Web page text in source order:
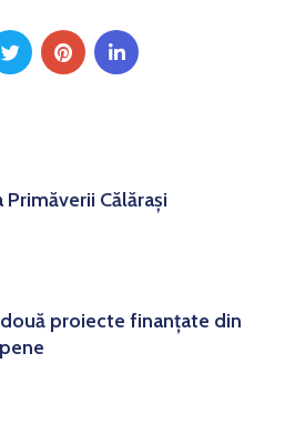
Primăverii Călărași
două proiecte finanțate din